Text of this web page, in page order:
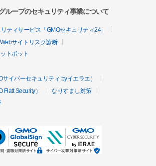
ループのセキュリティ事業について
ティサービス「GMOセキュリティ24」
Webサイトリスク診断
トボット
イバーセキュリティ byイエラエ）
Security）
なりすまし対策